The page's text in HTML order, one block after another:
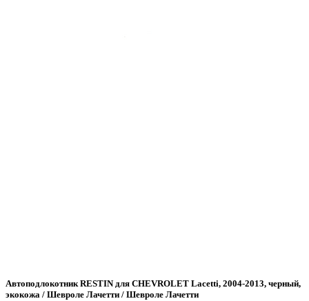
Автоподлокотник RESTIN для CHEVROLET Lacetti, 2004-2013, черный,
экокожа / Шевроле Лачетти / Шевроле Лачетти